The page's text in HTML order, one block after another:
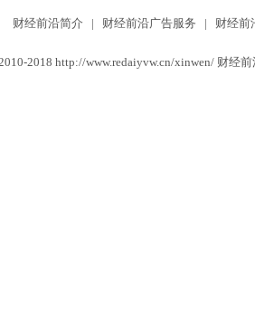
财经前沿简介 | 财经前沿广告服务 | 财经前
2018 http://www.redaiyvw.cn/xinwen/ 财经